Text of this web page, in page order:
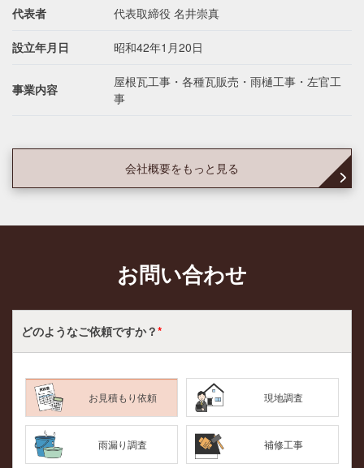
代表者 代表取締役 名井崇真
設立年月日 昭和42年1月20日
事業内容
屋根瓦工事・各種瓦販売・雨樋工事・左官工
事
会社概要をもっと見る
お問い合わせ
どのようなご依頼ですか？*
お見積もり依頼 現地調査
雨漏り調査 補修工事